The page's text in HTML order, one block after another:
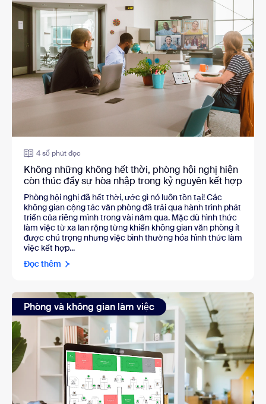
4 số phút đọc
Không những không hết thời, phòng hội nghị hiện
còn thúc đẩy sự hòa nhập trong kỷ nguyên kết hợp
Phòng hội nghị đã hết thời, ước gì nó luôn tồn tại! Các
không gian cộng tác văn phòng đã trải qua hành trình phát
triển của riêng mình trong vài năm qua. Mặc dù hình thức
làm việc từ xa lan rộng từng khiến không gian văn phòng ít
được chú trọng nhưng việc bình thường hóa hình thức làm
việc kết hợp...
Đọc thêm
Phòng và không gian làm việc